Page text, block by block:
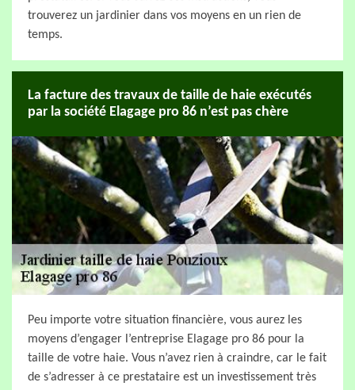
trouverez un jardinier dans vos moyens en un rien de
temps.
La facture des travaux de taille de haie exécutés
par la société Elagage pro 86 n’est pas chère
Peu importe votre situation financière, vous aurez les
moyens d’engager l’entreprise Elagage pro 86 pour la
taille de votre haie. Vous n’avez rien à craindre, car le fait
de s’adresser à ce prestataire est un investissement très